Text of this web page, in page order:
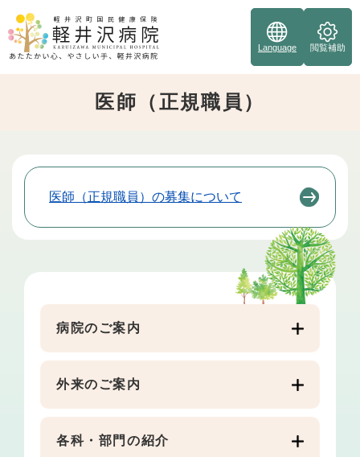
ー
Language 閲覧補助
医師（正規職員）
本
医師（正規職員）の募集について
病院のご案内
外来のご案内
各科・部門の紹介